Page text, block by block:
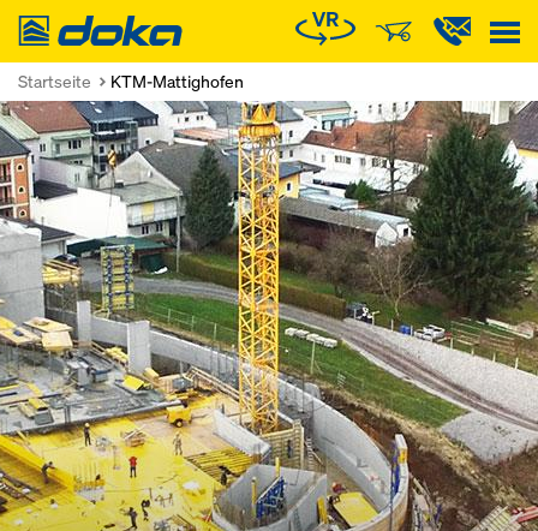
Doka
Startseite KTM-Mattighofen